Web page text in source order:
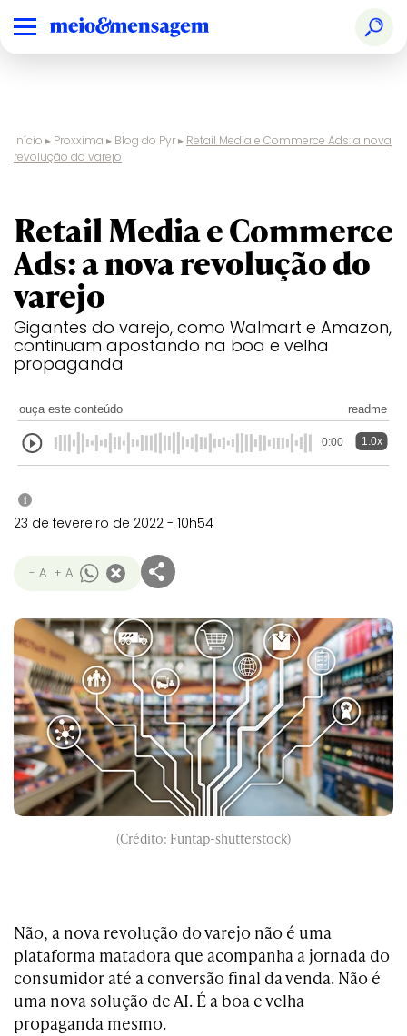
Início ▸ Proxxima ▸ Blog do Pyr▸ Retail Media e Commerce Ads: a nova
revolução do varejo
Retail Media e Commerce
Ads: a nova revolução do
varejo
Gigantes do varejo, como Walmart e Amazon,
continuam apostando na boa e velha
propaganda
ouça este conteúdo readme
0:00 1.0x
i
23 de fevereiro de 2022 - 10h54
- A + A
(Crédito: Funtap-shutterstock)
Não, a nova revolução do varejo não é uma
plataforma matadora que acompanha a jornada do
consumidor até a conversão final da venda. Não é
uma nova solução de AI. É a boa e velha
propaganda mesmo.